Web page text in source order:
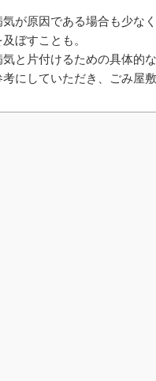
が原因である場合も少なく
ぼすことも。
と片付けるための具体的
にしていただき、ごみ屋